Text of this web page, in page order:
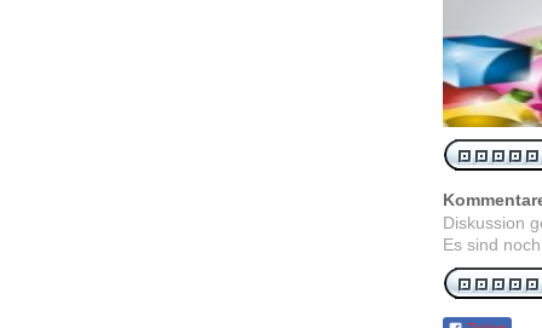
Diskussion
Es sind